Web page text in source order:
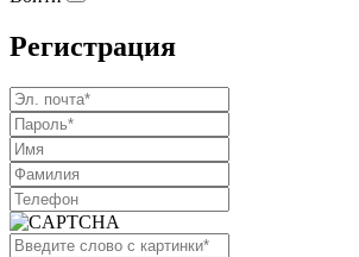
Регистрация